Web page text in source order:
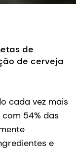
de
de cerveja
cada vez mais
54% das
e